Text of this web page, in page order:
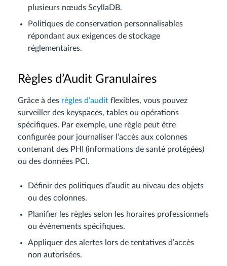
plusieurs nœuds ScyllaDB.
Politiques de conservation personnalisables
répondant aux exigences de stockage
réglementaires.
Règles d’Audit Granulaires
Grâce à des règles d’audit flexibles, vous pouvez
surveiller des keyspaces, tables ou opérations
spécifiques. Par exemple, une règle peut être
configurée pour journaliser l’accès aux colonnes
contenant des PHI (informations de santé protégées)
ou des données PCI.
Définir des politiques d’audit au niveau des objets
ou des colonnes.
Planifier les règles selon les horaires professionnels
ou événements spécifiques.
Appliquer des alertes lors de tentatives d’accès
non autorisées.